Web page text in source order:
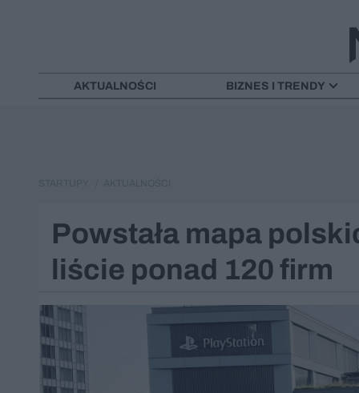
AKTUALNOŚCI BIZNES I TRENDY
Powstała mapa
liście ponad 120 firm